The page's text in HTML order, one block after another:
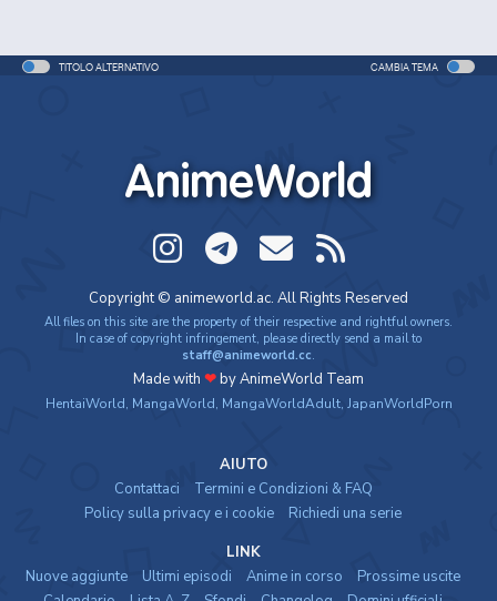
TITOLO ALTERNATIVO CAMBIA TEMA
AnimeWorld
Copyright © animeworld.ac. All Rights Reserved
All files on this site are the property of their respective and rightful owners.
In case of copyright infringement, please directly send a mail to
staff@animeworld.cc.
Made with ❤by AnimeWorld Team
HentaiWorld, MangaWorld, MangaWorldAdult, JapanWorldPorn
AIUTO
Contattaci
Termini e Condizioni & FAQ
Policy sulla privacy e i cookie
Richiedi una serie
LINK
Nuove aggiunte
Ultimi episodi Anime in corso
Prossime uscite